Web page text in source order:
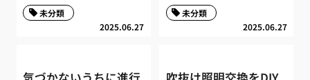
2025.06.27
未分類
2025.06.27
未分類